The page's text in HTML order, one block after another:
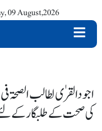
09 August,2026
اجودالقرٰی لطالب الصحۃ
کی صحت کے طلبگار کے